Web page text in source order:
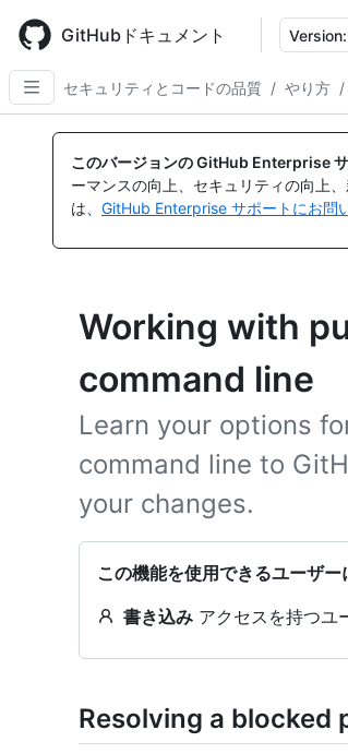
main
content
GitHubドキュメント Version:
セキュリティとコードの品質 / やり方 /
このバージョンの GitHub Enterprise
ーマンスの向上、セキュリティの向上
は、 GitHub Enterprise サポートにお問
Working with
command line
Learn your options
command line to
your changes.
この機能を使用できるユーザー
書き込み アクセスを持つユ
Resolving a blocked